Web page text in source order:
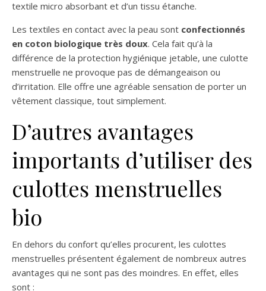
textile micro absorbant et d’un tissu étanche.
Les textiles en contact avec la peau sont confectionnés
en coton biologique très doux. Cela fait qu’à la
différence de la protection hygiénique jetable, une culotte
menstruelle ne provoque pas de démangeaison ou
d’irritation. Elle offre une agréable sensation de porter un
vêtement classique, tout simplement.
D’autres avantages
importants d’utiliser des
culottes menstruelles
bio
En dehors du confort qu’elles procurent, les culottes
menstruelles présentent également de nombreux autres
avantages qui ne sont pas des moindres. En effet, elles
sont :